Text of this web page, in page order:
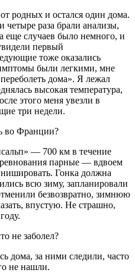
родных и остался один дома.
четыре раза брали анализы,
еще случаев было немного, и
первый
тоже оказались
были легкими, мне
дома». Я лежал
высокая температура,
этого меня увезли в
три недели.
во Франции?
— 700 км в течение
парные — вдвоем
Гонка должна
всю зиму, запланировали
безвозвратно, зимнюю
впустую. Не страшно,
не заболел?
дома, за ними следили, часто
не нашли.